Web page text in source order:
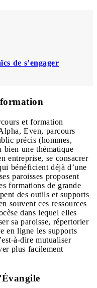
de s’engager
et formation
Even, parcours
précis (hommes,
une thématique
entreprise, se consacrer
bénéficient déjà d’une
paroisses proposent
formations de grande
des outils et supports
souvent ces ressources
dans lequel elles
sa paroisse, répertorier
en ligne les supports
à-dire mutualiser
plus facilement